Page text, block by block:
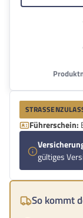
Führerschein:
gültiges
So kommt